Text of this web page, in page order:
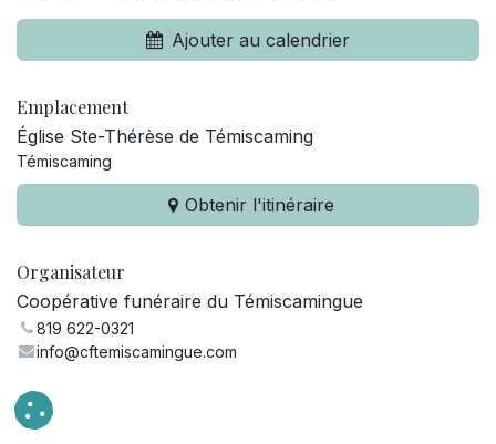
Ajouter au calendrier
Emplacement
Église Ste-Thérèse de Témiscaming
Témiscaming
Obtenir l'itinéraire
Organisateur
Coopérative funéraire du Témiscamingue
819 622-0321
info@cftemiscamingue.com